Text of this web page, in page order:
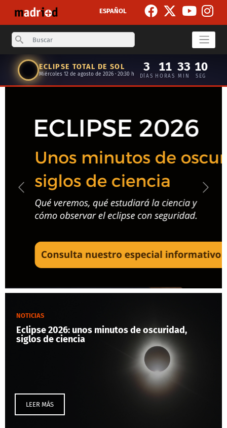
ESPAÑOL
Search
ECLIPSE TOTAL DE SOL
Miércoles 12 de agosto de 2026 · 20:30 h
3
DÍAS
11
HORAS
33
MIN
09
SEG
Anterior
NOTICIAS
Eclipse 2026: unos minutos de oscuridad,
siglos de ciencia
LEER MÁS